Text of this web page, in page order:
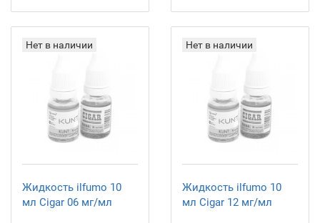
Нет в наличии
Жидкость ilfumo 10
мл Cigar 06 мг/мл
Нет в наличии
Жидкость ilfumo 10
мл Cigar 12 мг/мл